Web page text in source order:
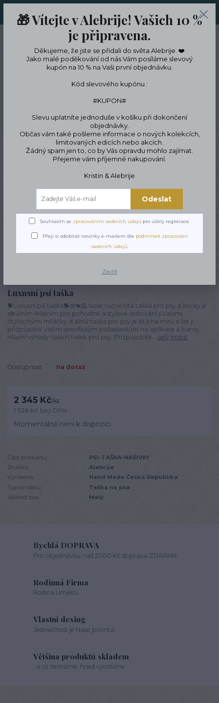
LIMITKÁCH
CZK
Hledat
Designové oblečení a doplňky Tašky a kabelky
kočky
Psí taška
Psí taška
Luxusní psí taška
🐕Luxusní psí taška🐕👜🐕‍🦺 Naše ručně šitá taška pro psy a kočky je
ideálním řešením pro pohodlné a stylové cestování s Vašimi
čtyřnohými miláčky. Každá taška pro psy je šitá na míru a lze ji
přizpůsobit Vašim specifickým požadavkům na aplikace a barvy.
Hlavní výhody našich tašek pro psy: Přizpůsobite... celý popis
Dostupnost na dotaz
2 345 Kč/ks
1 938 Kč bez DPH
Momentálně není k dispozici
Číslo produktu:
PSI-TAŠKA-NÁŠIVKY
Značka:
Alebrije
Vyrobeno:
Hand Made Česká Republika
Typ výrobku:
Taška na psa
Velikost psa:
Malý
Rychlá DOPRAVA
Pro objednávku nad 2000 Kč doprava ZDARMA
Rodinná Firma
Rodina Umělců
Vlastní desing
Jedinečnost je Naše priorita
Většina produktů skladem
..a co nemáme, hned vyrobíme
🎁 Vítejte v Alebrije! Vašich 10 %
je připravena.
Děkujeme, že jste se přidali do světa Alebrije. ❤️
Jako malé poděkování od nás Vám posíláme slevový
kupón na 10 % na Vaši první objednávku.
Kód slevového kupónu :
#KUPON#
Slevu uplatníte jednoduše v košíku při dokončení
objednávky.
Občas vám také pošleme informace o nových kolekcích,
limitovaných edicích nebo akcích.
Žádný spam jen to, co by Vás opravdu mohlo zajímat.
Přejeme vám příjemné nakupování.
Kristin & Alebrije
Odeslat
Souhlasím se zpracováním osobních údajů pro účely registrace.
Přeji si odebírat novinky e-mailem dle podmínek zpracování
osobních údajů.
Zavřít